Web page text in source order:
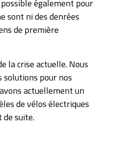
également pour
sont ni des denrées
de première
la crise actuelle. Nous
solutions pour nos
actuellement un
de vélos électriques
suite.